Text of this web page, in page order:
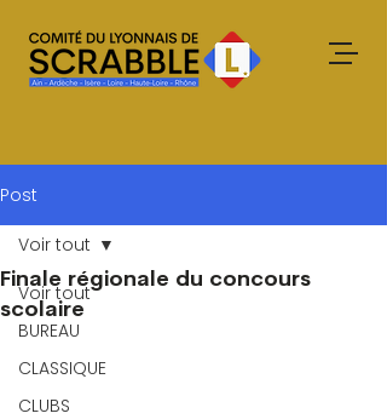
Post
Voir tout
BUREAU
CLASSIQUE
CLUBS
Voir tout
Finale régionale du concours
scolaire